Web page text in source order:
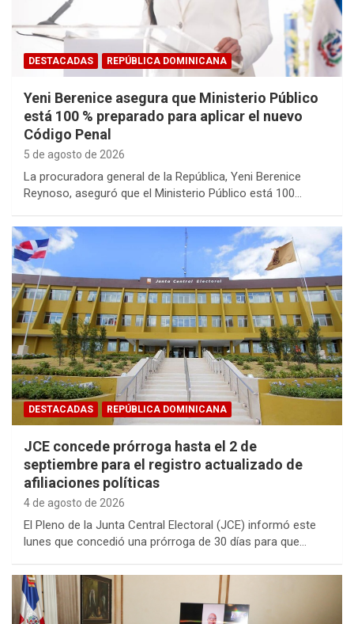
DESTACADAS REPÚBLICA DOMINICANA
Yeni Berenice asegura que Ministerio Público
está 100 % preparado para aplicar el nuevo
Código Penal
5 de agosto de 2026
La procuradora general de la República, Yeni Berenice
Reynoso, aseguró que el Ministerio Público está 100…
DESTACADAS REPÚBLICA DOMINICANA
JCE concede prórroga hasta el 2 de
septiembre para el registro actualizado de
afiliaciones políticas
4 de agosto de 2026
El Pleno de la Junta Central Electoral (JCE) informó este
lunes que concedió una prórroga de 30 días para que…